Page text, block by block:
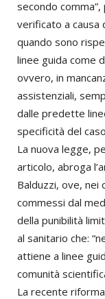
secondo comma”,
verificato a causa
quando sono
linee guida come
ovvero, in
assistenziali,
dalle predette
specificità del
La nuova legge,
articolo, abroga
Balduzzi, ove, nei
commessi dal
della punibilità
al sanitario che:
attiene a linee
comunità
La recente